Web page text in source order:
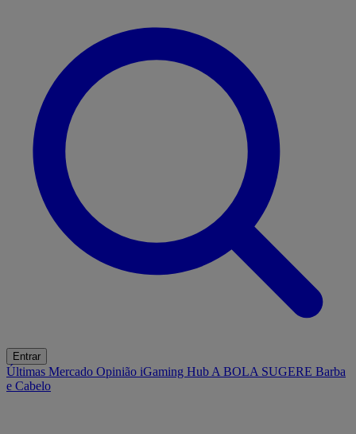
Entrar
Últimas Mercado Opinião iGaming Hub A BOLA SUGERE Barba
e Cabelo